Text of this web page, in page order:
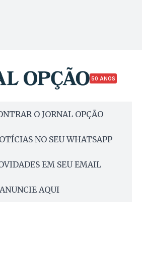
50 ANOS
O JORNAL OPÇÃO
NO SEU WHATSAPP
EM SEU EMAIL
ANUNCIE AQUI